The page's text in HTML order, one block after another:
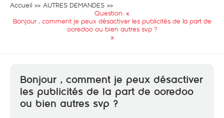
Accueil
AUTRES DEMANDES
Question: «
Bonjour , comment je peux désactiver les publicités de la part de
ooredoo ou bien autres svp ?
»
Bonjour , comment je peux désactiver
les publicités de la part de ooredoo
ou bien autres svp ?